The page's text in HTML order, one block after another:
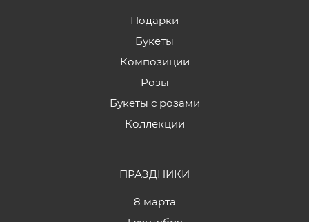
Подарки
Букеты
Композиции
Розы
Букеты с розами
Коллекции
ПРАЗДНИКИ
8 марта